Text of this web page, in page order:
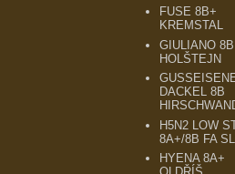
FUSE 8B+
KREMSTAL
GIULIANO 8B
HOLŠTEJN
DACKEL 8B
H5N2 LOW
8A+/8B FA
HYENA 8A+